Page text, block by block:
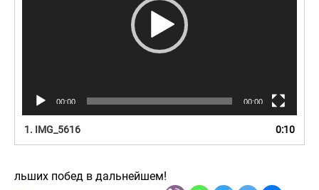
00:00 00:00
1. IMG_5616 0:10
льших побед в дальнейшем!